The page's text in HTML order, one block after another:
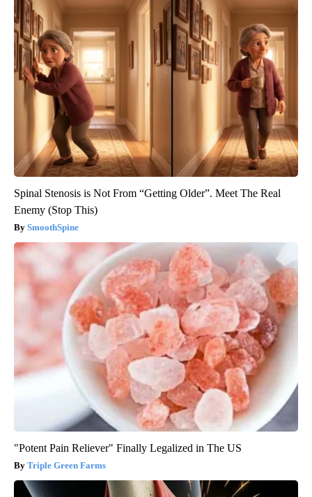
Spinal Stenosis is Not From “Getting Older”. Meet The Real
Enemy (Stop This)
SmoothSpine
"Potent Pain Reliever" Finally Legalized in The US
Triple Green Farms